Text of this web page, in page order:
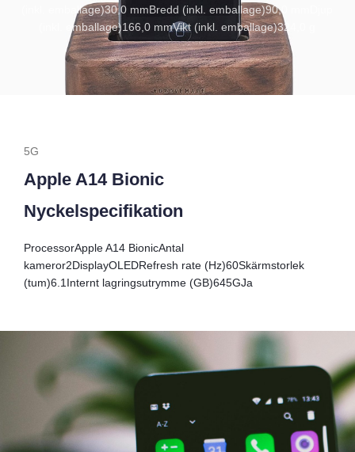
(inkl. emballage)30,0 mmBredd (inkl. emballage)90,0 mm
(inkl. emballage)166,0 mmVikt (inkl. emballage)324,0 g
5G
Apple A14 Bionic
Nyckelspecifikation
ProcessorApple A14 BionicAntal
kameror2DisplayOLEDRefresh rate (Hz)60Skärmstorlek
(tum)6.1 Internt lagringsutrymme (GB)645GJa